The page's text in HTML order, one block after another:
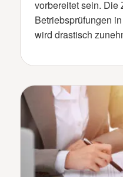
vorbereitet sein. Die
Betriebsprüfungen
wird drastisch